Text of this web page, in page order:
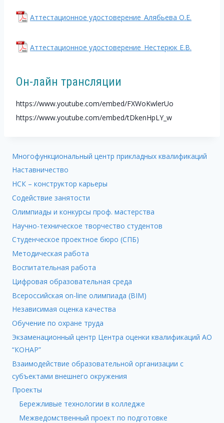
Аттестационное удостоверение_Алябьева О.Е.
Аттестационное удостоверение_Нестерюк Е.В.
Он-лайн трансляции
https://www.youtube.com/embed/FXWoKwlerUo
https://www.youtube.com/embed/tDkenHpLY_w
Многофункциональный центр прикладных квалификаций
Наставничество
НСК – конструктор карьеры
Содействие занятости
Олимпиады и конкурсы проф. мастерства
Научно-техническое творчество студентов
Студенческое проектное бюро (СПБ)
Методическая работа
Воспитательная работа
Цифровая образовательная среда
Всероссийская on-line олимпиада (BIM)
Независимая оценка качества
Обучение по охране труда
Экзаменационный центр Центра оценки квалификаций АО
“КОНАР”
Взаимодействие образовательной организации с
субъектами внешнего окружения
Проекты
Бережливые технологии в колледже
Межведомственный проект по подготовке